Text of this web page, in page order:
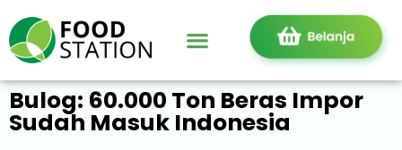
Bulog: 60.000 Ton Beras Impor
Sudah Masuk Indonesia